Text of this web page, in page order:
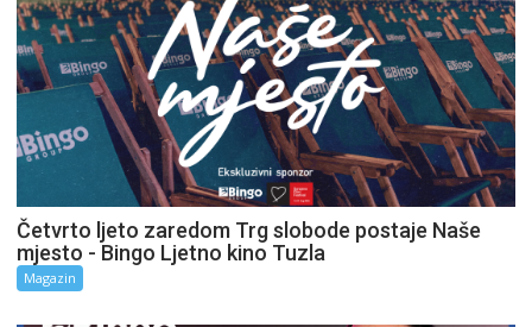
Četvrto ljeto zaredom Trg slobode postaje Naše
mjesto - Bingo Ljetno kino Tuzla
Magazin